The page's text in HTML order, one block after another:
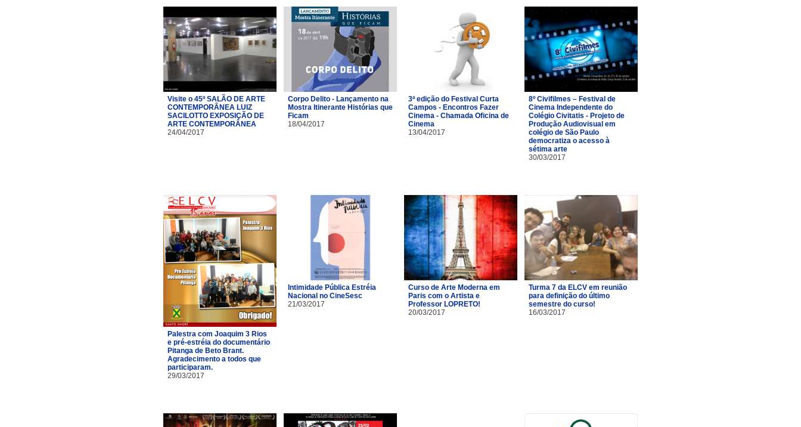
Visite o 45º SALÃO DE ARTE
CONTEMPORÂNEA LUIZ
SACILOTTO EXPOSIÇÃO DE
ARTE CONTEMPORÂNEA
24/04/2017
Corpo Delito - Lançamento na
Mostra Itinerante Histórias que
Ficam
18/04/2017
3ª edição do Festival Curta
Campos - Encontros Fazer
Cinema - Chamada Oficina de
Cinema
13/04/2017
8º Civifilmes – Festival de
Cinema Independente do
Colégio Civitatis - Projeto de
Produção Audiovisual em
colégio de São Paulo
democratiza o acesso à
sétima arte
30/03/2017
Palestra com Joaquim 3 Rios
e pré-estréia do documentário
Pitanga de Beto Brant.
Agradecimento a todos que
participaram.
29/03/2017
Intimidade Pública Estréia
Nacional no CineSesc
21/03/2017
Curso de Arte Moderna em
Paris com o Artista e
Professor LOPRETO!
20/03/2017
Turma 7 da ELCV em reunião
para definição do último
semestre do curso!
16/03/2017